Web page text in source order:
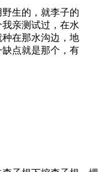
生的，就李子的
亲测试过，在水
在那水沟边，地
点就是那个，有